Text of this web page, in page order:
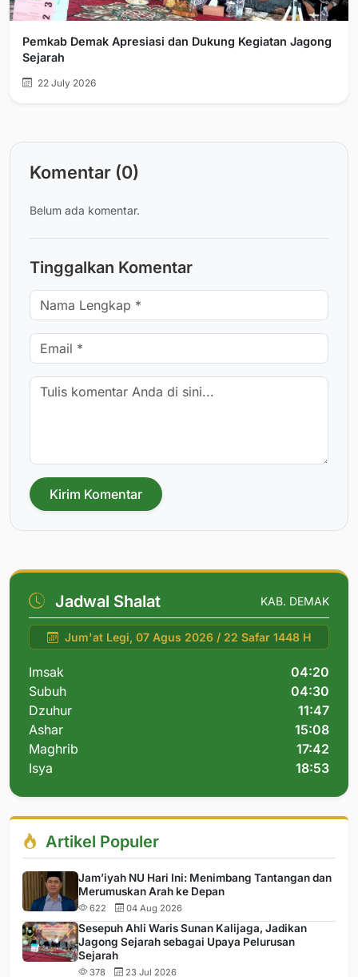
Pemkab Demak Apresiasi dan Dukung Kegiatan Jagong
Sejarah
22 July 2026
Komentar (0)
Belum ada komentar.
Tinggalkan Komentar
Kirim Komentar
Jadwal Shalat KAB. DEMAK
Jum'at Legi, 07 Agus 2026 / 22 Safar 1448 H
Imsak
04:20
Subuh
04:30
Dzuhur
11:47
Ashar
15:08
Maghrib
17:42
Isya
18:53
Artikel Populer
Jam’iyah NU Hari Ini: Menimbang Tantangan dan
Merumuskan Arah ke Depan
622 04 Aug 2026
Sesepuh Ahli Waris Sunan Kalijaga, Jadikan
Jagong Sejarah sebagai Upaya Pelurusan
Sejarah
378 23 Jul 2026